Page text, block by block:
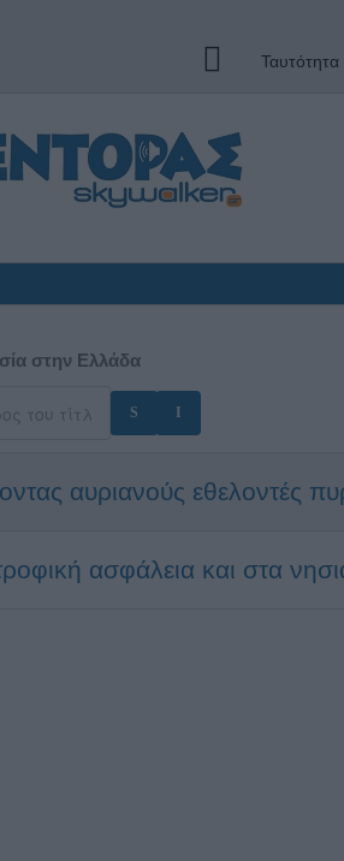
Ταυτότητα
στην Ελλάδα
αυριανούς εθελοντές
ασφάλεια και στα